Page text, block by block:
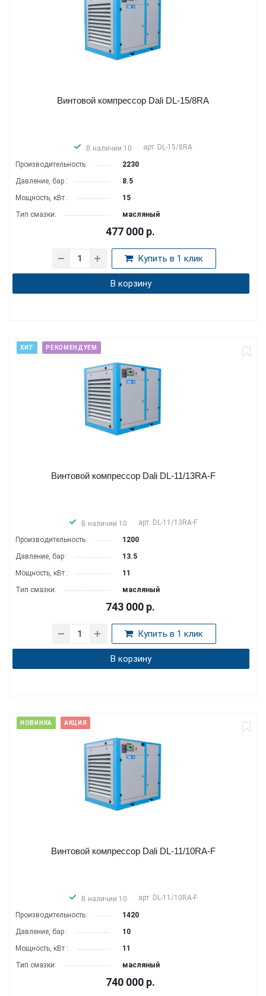
Винтовой компрессор Dali DL-15/8RA
В наличии 10 арт. DL-15/8RA
Производитель­ность:
2230
Давление, бар :
8.5
Мощность, кВт :
15
Тип смазки:
масляный
477 000 р.
Купить в 1 клик
В корзину
ХИТ РЕКОМЕНДУЕМ
Винтовой компрессор Dali DL-11/13RA-F
В наличии 10 арт. DL-11/13RA-F
Производитель­ность:
1200
Давление, бар :
13.5
Мощность, кВт :
11
Тип смазки:
масляный
743 000 р.
Купить в 1 клик
В корзину
НОВИНКА АКЦИЯ
Винтовой компрессор Dali DL-11/10RA-F
В наличии 10 арт. DL-11/10RA-F
Производитель­ность:
1420
Давление, бар :
10
Мощность, кВт :
11
Тип смазки:
масляный
740 000 р.